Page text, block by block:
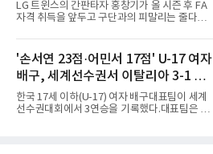
일 치바스 과달라하라전에 이어 침묵했다.전반
1분 다비드 마르티네스가 얻은 페널티킥은 비디
이컵 샤펠버그의 크로스가 걷혀 나오자 에디 세
구라가 페널티아크 왼쪽에서 오
LG 트윈스의 간판타자 홍창기가 올 시즌 후 FA
자격 취득을 앞두고 구단과의 피말리는 줄다리
김현수가 FA 시장에서 이적했던 충격적인 선례
가 소환되면서 벌써부터 팬들의 이목이 집중되
는 양상이다.다만 이번 협상은 과거 김현수 케이
스와는 판이하게 다른 환경 속에서 전개될 것으
로 보인다. 선수 측과 구단 간의 시각 차이가 팽
팽히 맞서며 내부 협상 과정은 극심한 진통을 겪
을 가능성이 크지만, 시장 외부에서 불어오는 변
'손서연 23점·어민서 17점' U-17 여자
배구, 세계선수권서 이탈리아 3-1 완
파...조별리그 3연승
한국 17세 이하(U-17) 여자 배구대표팀이 세계
선수권대회에서 3연승을 기록했다.대표팀은 9